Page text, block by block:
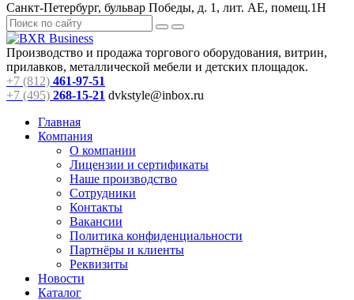
Санкт-Петербург, бульвар Победы, д. 1, лит. АЕ, помещ.1Н
Производство и продажа торгового оборудования, витрин,
прилавков, металлической мебели и детских площадок.
+7 (812) 461-97-51
+7 (495) 268-15-21 dvkstyle@inbox.ru
Главная
Компания
О компании
Лицензии и сертификаты
Наше производство
Сотрудники
Контакты
Вакансии
Политика конфиденциальности
Партнёры и клиенты
Реквизиты
Новости
Каталог